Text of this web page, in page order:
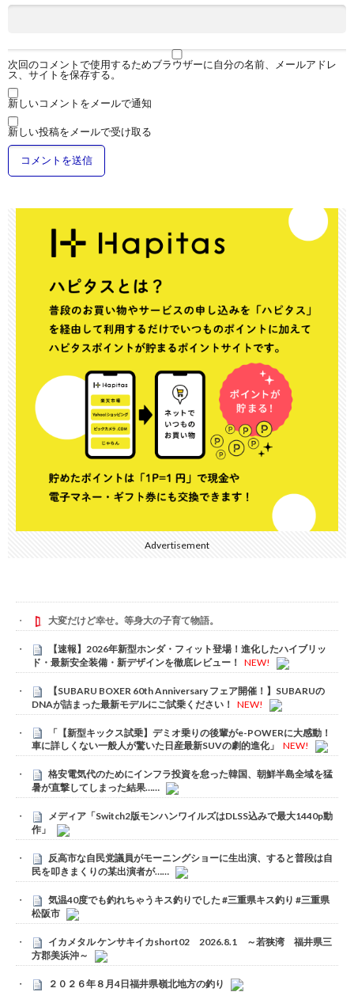
次回のコメントで使用するためブラウザーに自分の名前、メールアドレ
ス、サイトを保存する。
新しいコメントをメールで通知
新しい投稿をメールで受け取る
Advertisement
大変だけど幸せ。等身大の子育て物語。
【速報】2026年新型ホンダ・フィット登場！進化したハイブリッ
ド・最新安全装備・新デザインを徹底レビュー！
NEW!
【SUBARU BOXER 60th Anniversary フェア開催！】SUBARUの
DNAが詰まった最新モデルにご試乗ください！
NEW!
「【新型キックス試乗】デミオ乗りの後輩がe-POWERに大感動！
車に詳しくない一般人が驚いた日産最新SUVの劇的進化」
NEW!
格安電気代のためにインフラ投資を怠った韓国、朝鮮半島全域を猛
暑が直撃してしまった結果……
メディア「Switch2版モンハンワイルズはDLSS込みで最大1440p動
作」
反高市な自民党議員がモーニングショーに生出演、すると普段は自
民を叩きまくりの某出演者が……
気温40度でも釣れちゃうキス釣りでした #三重県キス釣り #三重県
松阪市
イカメタル ケンサキイカshort02 2026.8.1 ～若狭湾 福井県三
方郡美浜沖～
２０２６年８月4日福井県嶺北地方の釣り